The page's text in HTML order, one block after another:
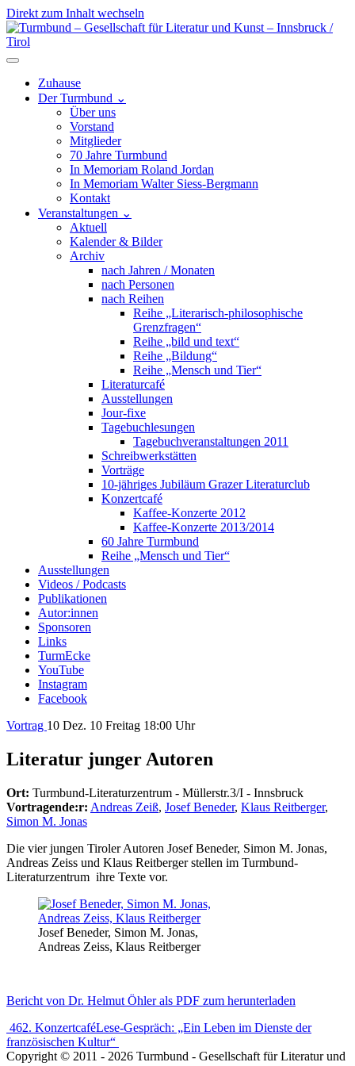
Direkt zum Inhalt wechseln
Hauptnavigation
Zuhause
Der Turmbund ⌄
Über uns
Vorstand
Mitglieder
70 Jahre Turmbund
In Memoriam Roland Jordan
In Memoriam Walter Siess-Bergmann
Kontakt
Veranstaltungen ⌄
Aktuell
Kalender & Bilder
Archiv
nach Jahren / Monaten
nach Personen
nach Reihen
Reihe „Literarisch-philosophische
Grenzfragen“
Reihe „bild und text“
Reihe „Bildung“
Reihe „Mensch und Tier“
Literaturcafé
Ausstellungen
Jour-fixe
Tagebuchlesungen
Tagebuchveranstaltungen 2011
Schreibwerkstätten
Vorträge
10-jähriges Jubiläum Grazer Literaturclub
Konzertcafé
Kaffee-Konzerte 2012
Kaffee-Konzerte 2013/2014
60 Jahre Turmbund
Reihe „Mensch und Tier“
Ausstellungen
Videos / Podcasts
Publikationen
Autor:innen
Sponsoren
Links
TurmEcke
YouTube
Instagram
Facebook
Vortrag 10 Dez. 10 Freitag 18:00 Uhr
Literatur junger Autoren
Ort: Turmbund-Literaturzentrum - Müllerstr.3/I - Innsbruck
Vortragende:r: Andreas Zeiß, Josef Beneder, Klaus Reitberger,
Simon M. Jonas
Die vier jungen Tiroler Autoren Josef Beneder, Simon M. Jonas,
Andreas Zeiss und Klaus Reitberger stellen im Turmbund-
Literaturzentrum ihre Texte vor.
Josef Beneder, Simon M. Jonas,
Andreas Zeiss, Klaus Reitberger
Bericht von Dr. Helmut Öhler als PDF zum herunterladen
Beitrags-
Navigation
462. KonzertcaféLese-Gespräch: „Ein Leben im Dienste der
französischen Kultur“
Copyright © 2011 - 2026 Turmbund - Gesellschaft für Literatur und